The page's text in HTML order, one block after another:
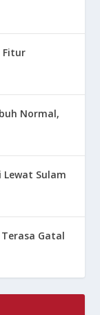
Fitur
Normal,
Lewat Sulam
Gatal